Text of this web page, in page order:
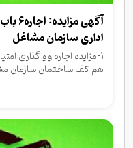
اداری سازمان مشاغل
هم کف ساختمان سازمان